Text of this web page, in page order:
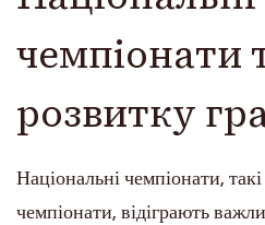
чемпіонати
розвитку
Національні чемпіонати,
чемпіонати, відіграють